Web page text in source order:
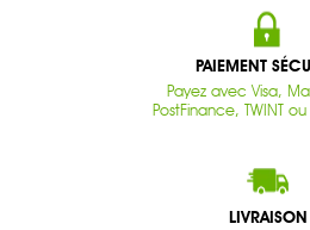
PAIEMENT
Payez avec Visa,
PostFinance, TWINT
LIVRAISON